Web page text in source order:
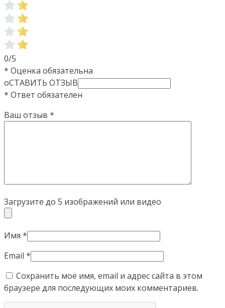
0/5
* Оценка обязательна
оСТАВИТЬ ОТЗЫВ
* Ответ обязателен
Ваш отзыв *
Загрузите до 5 изображений или видео
Имя *
Email *
Сохранить моё имя, email и адрес сайта в этом
браузере для последующих моих комментариев.